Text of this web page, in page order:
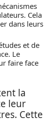
Cela
dans leurs
et de
Le
faire face
la
leur
Cette